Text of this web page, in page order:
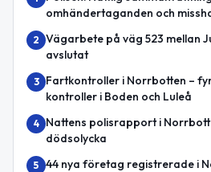
omhändertaganden och
2 Vägarbete på väg 523 mellan
avslutat
3
Fartkontroller i Norrbotten –
kontroller i Boden och Luleå
4
Nattens polisrapport i
dödsolycka
5 44 nya företag registrerade i